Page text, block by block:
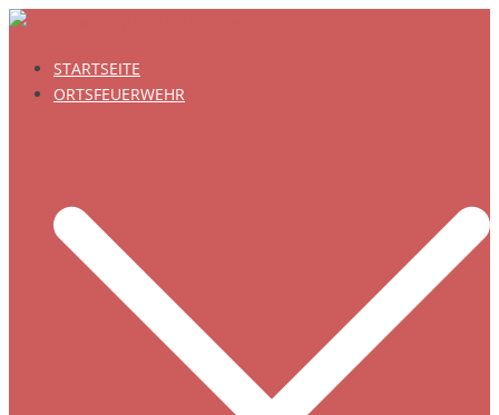
Zum
springenSTARTSEITE
ORTSFEUERWEHR